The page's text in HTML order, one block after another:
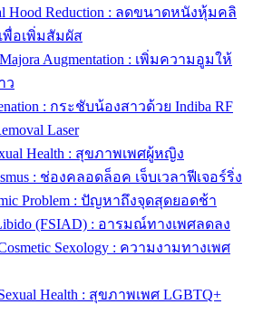
Hood Reduction : ลดขนาดหนังหุ้มคลิ
พื่อเพิ่มสัมผัส
Augmentation : เพิ่มความอูมให้
ว
: กระชับน้องสาวด้วย Indiba RF
Laser
Health : สุขภาพเพศผู้หญิง
: ช่องคลอดล็อค เจ็บเวลาฟีเจอร์ริ่ง
Problem : ปัญหาถึงจุดสุดยอดช้า
(FSIAD) : อารมณ์ทางเพศลดลง
Sexology : ความงามทางเพศ
Health : สุขภาพเพศ LGBTQ+